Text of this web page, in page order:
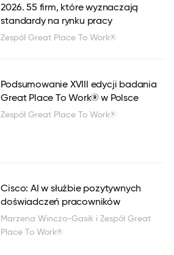
2026. 55 firm, które wyznaczają
standardy na rynku pracy
Zespół Great Place To Work®
Podsumowanie XVIII edycji badania
Great Place To Work® w Polsce
Zespół Great Place To Work®
Cisco: AI w służbie pozytywnych
doświadczeń pracowników
Marzena Winczo-Gasik i Zespół Great
Place To Work®